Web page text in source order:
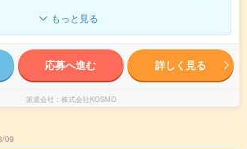
もっと見る
応募へ進む 詳しく見る
派遣会社 株式会社KOSMO
09